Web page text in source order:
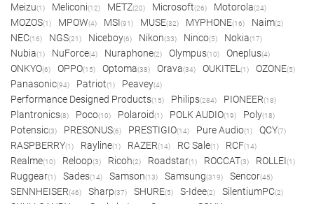
Meizu(1) Meliconi(12) METZ(20) Microsoft(26) Motorola(24)
MOZOS(1) MPOW(4) MSI(91) MUSE(32) MYPHONE(16) Naim(2)
NEC(16) NGS(21) Niceboy(6) Nikon(33) Ninco(5) Nokia(17)
Nubia(1) NuForce(4) Nuraphone(2) Olympus(10) Oneplus(4)
ONKYO(6) OPPO(15) Optoma(38) Orava(34) OUKITEL (1) OZONE(5)
Panasonic(94) Patriot(1) Peavey(4)
Performance Designed Products(15) Philips(284) PIONEER(18)
Plantronics(8) Poco(10) Polaroid(1) POLK AUDIO(19) Poly(18)
Potensic(3) PRESONUS(6) PRESTIGIO(14) Pure Audio(1) QCY(7)
RASPBERRY(1) Rayline(1) RAZER(14) RC Sale(1) RCF(14)
Realme(10) Reloop(3) Ricoh(2) Roadstar(1) ROCCAT(3) ROLLEI(1)
Ruggear(1) Sades(14) Samson(13) Samsung(319) Sencor(45)
SENNHEISER(46) Sharp(37) SHURE(5) S-Idee(2) SilentiumPC(2)